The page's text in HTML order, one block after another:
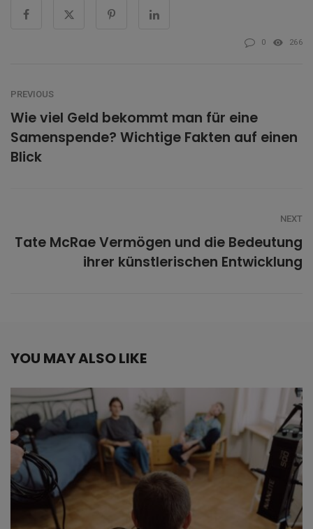
0 266
PREVIOUS
Wie viel Geld bekommt man für eine
Samenspende? Wichtige Fakten auf einen
Blick
NEXT
Tate McRae Vermögen und die Bedeutung
ihrer künstlerischen Entwicklung
YOU MAY ALSO LIKE